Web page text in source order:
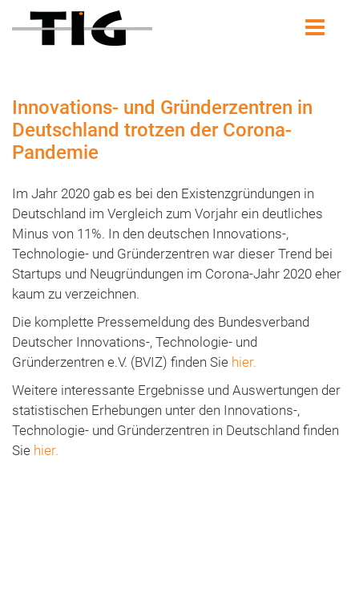
Innovations- und Gründerzentren in
Deutschland trotzen der Corona-
Pandemie
Im Jahr 2020 gab es bei den Existenzgründungen in
Deutschland im Vergleich zum Vorjahr ein deutliches
Minus von 11%. In den deutschen Innovations-,
Technologie- und Gründerzentren war dieser Trend bei
Startups und Neugründungen im Corona-Jahr 2020 eher
kaum zu verzeichnen.
Die komplette Pressemeldung des Bundesverband
Deutscher Innovations-, Technologie- und
Gründerzentren e.V. (BVIZ) finden Sie hier.
Weitere interessante Ergebnisse und Auswertungen der
statistischen Erhebungen unter den Innovations-,
Technologie- und Gründerzentren in Deutschland finden
Sie hier.